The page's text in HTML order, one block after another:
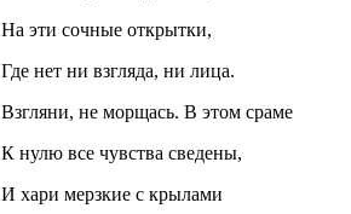
На эти сочные открытки,
Где нет ни взгляда, ни лица.
Взгляни, не морщась. В этом сраме
К нулю все чувства сведены,
И хари мерзкие с крылами